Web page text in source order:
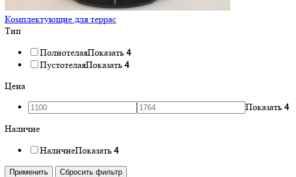
Комплектующие для террас
Тип
ПолнотелаяПоказать 4
ПустотелаяПоказать 4
Цена
Показать 4
Наличие
НаличиеПоказать 4
Применить Сбросить фильтр